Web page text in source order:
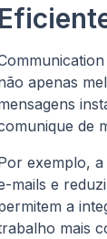
apenas
de
exemplo,
mails e
a
mais